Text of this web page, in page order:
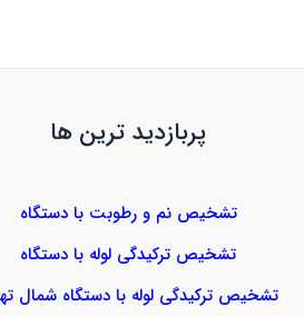
پربازدید ترین ها
تشخیص نم و رطوبت با دستگاه
تشخیص ترکیدگی لوله با دستگاه
تشخیص ترکیدگی لوله با دستگاه شمال